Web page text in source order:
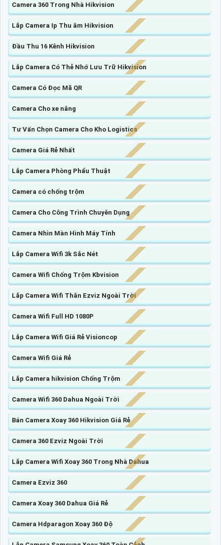
Camera 360 Trong Nhà Hikvision
Lắp Camera Ip Thu âm Hikvision
Đầu Thu 16 Kênh Hikvision
Lắp Camera Có Thẻ Nhớ Lưu Trữ Hikvision
Camera Có Đọc Mã QR
Camera Cho xe nâng
Tư Vấn Chọn Camera Cho Kho Logistics
Camera Giá Rẻ Nhất
Lắp Camera Phòng Phẩu Thuật
Camera có chống trộm
Camera Cho Công Trình Chuyên Dụng
Camera Nhìn Màn Hình Máy Tính
Lắp Camera Wifi 3k Sắc Nét
Camera Wifi Chống Trộm Kbvision
Lắp Camera Wifi Thân Ezviz Ngoài Trời
Camera Wifi Full HD 1080P
Lắp Camera Wifi Giá Rẻ Visioncop
Camera Wifi Giá Rẻ
Lắp Camera hikvision Chống Trộm
Camera Wifi 360 Dahua Ngoài Trời
Bán Camera Xoay 360 Hikvision Giá Rẻ
Camera 360 Ezviz Ngoài Trời
Lắp Camera Wifi Xoay 360 Trong Nhà Dahua
Camera Ezviz 360
Camera Xoay 360 Dahua Giá Rẻ
Camera Hdparagon Xoay 360 Độ